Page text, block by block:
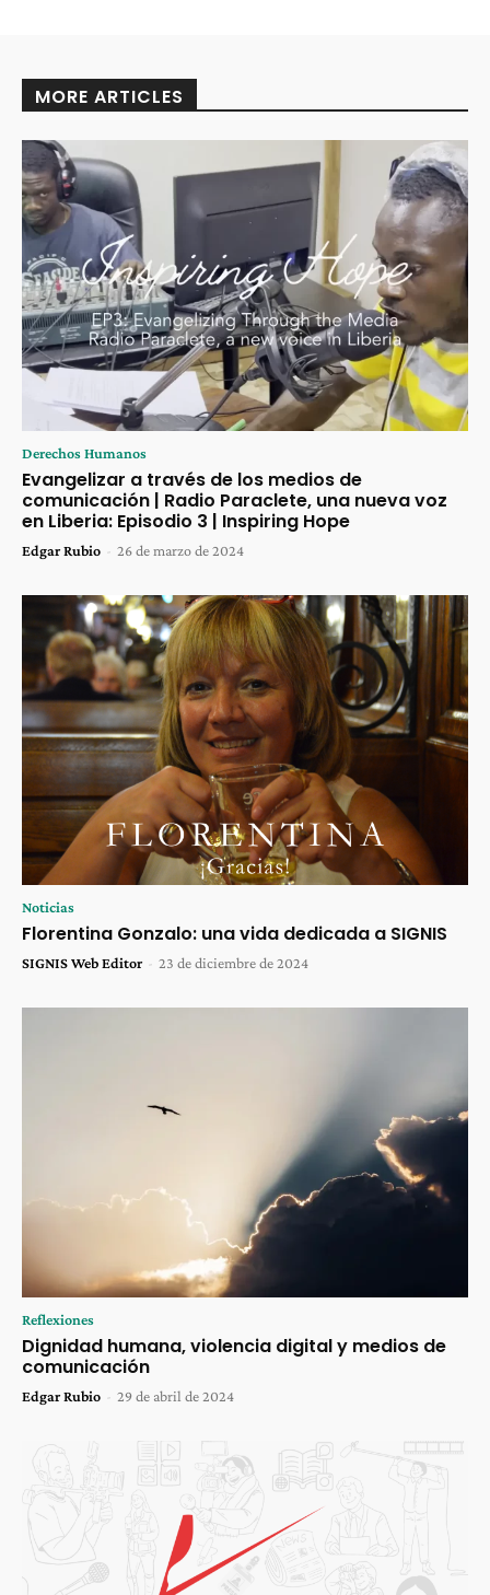
MORE ARTICLES
Derechos Humanos
Evangelizar a través de los medios de
comunicación | Radio Paraclete, una nueva voz
en Liberia: Episodio 3 | Inspiring Hope
Edgar Rubio - 26 de marzo de 2024
Noticias
Florentina Gonzalo: una vida dedicada a SIGNIS
SIGNIS Web Editor - 23 de diciembre de 2024
Reflexiones
Dignidad humana, violencia digital y medios de
comunicación
Edgar Rubio - 29 de abril de 2024